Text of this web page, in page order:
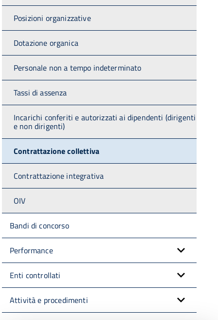
Posizioni organizzative
Dotazione organica
Personale non a tempo indeterminato
Tassi di assenza
Incarichi conferiti e autorizzati ai dipendenti (dirigenti
e non dirigenti)
Contrattazione collettiva
Contrattazione integrativa
OIV
Bandi di concorso
Performance
Enti controllati
Attività e procedimenti